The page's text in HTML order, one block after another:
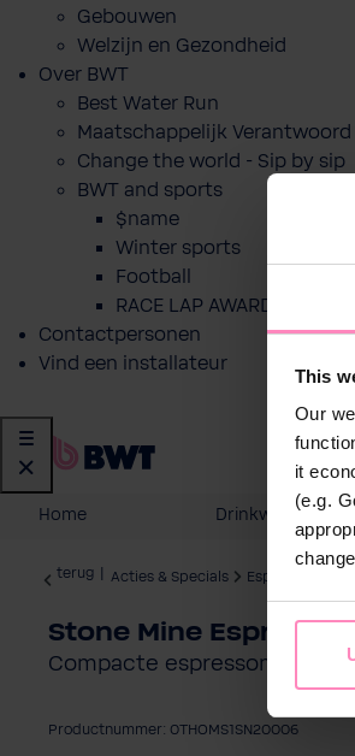
This
Our
it
(e.g.
Gebouwen
Welzijn en Gezondheid
Over BWT
Best Water Run
Maatschappelijk
Change the world - Sip by sip
BWT and sports
$name
Winter sports
Football
RACE LAP AWARD
Contactpersonen
Vind een installateur
Home Drinkwater
terug Acties & Specials
Stone Mine
Compacte espressomachine
Productnummer: 0THOMS1SN20006